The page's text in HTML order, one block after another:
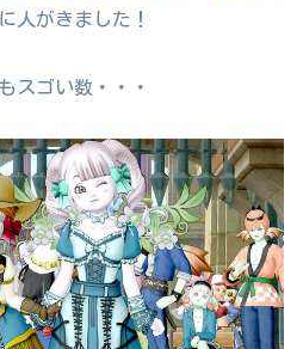
人がきました！
スゴい数・・・